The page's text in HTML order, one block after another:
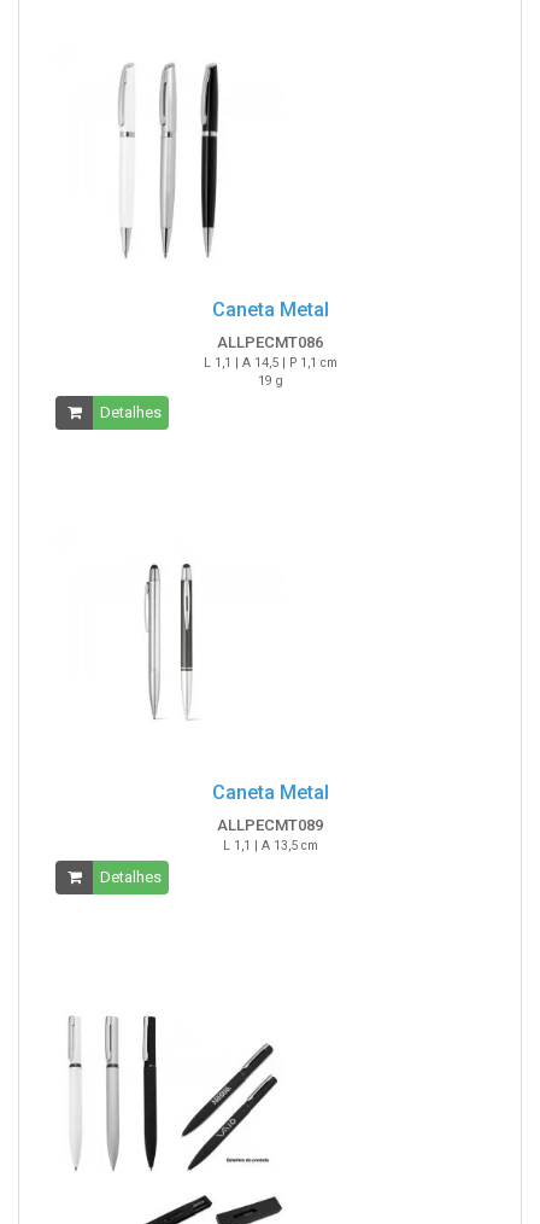
Caneta Metal
ALLPECMT086
L 1,1 | A 14,5 | P 1,1 cm
19 g
Detalhes
Caneta Metal
ALLPECMT089
L 1,1 | A 13,5 cm
Detalhes